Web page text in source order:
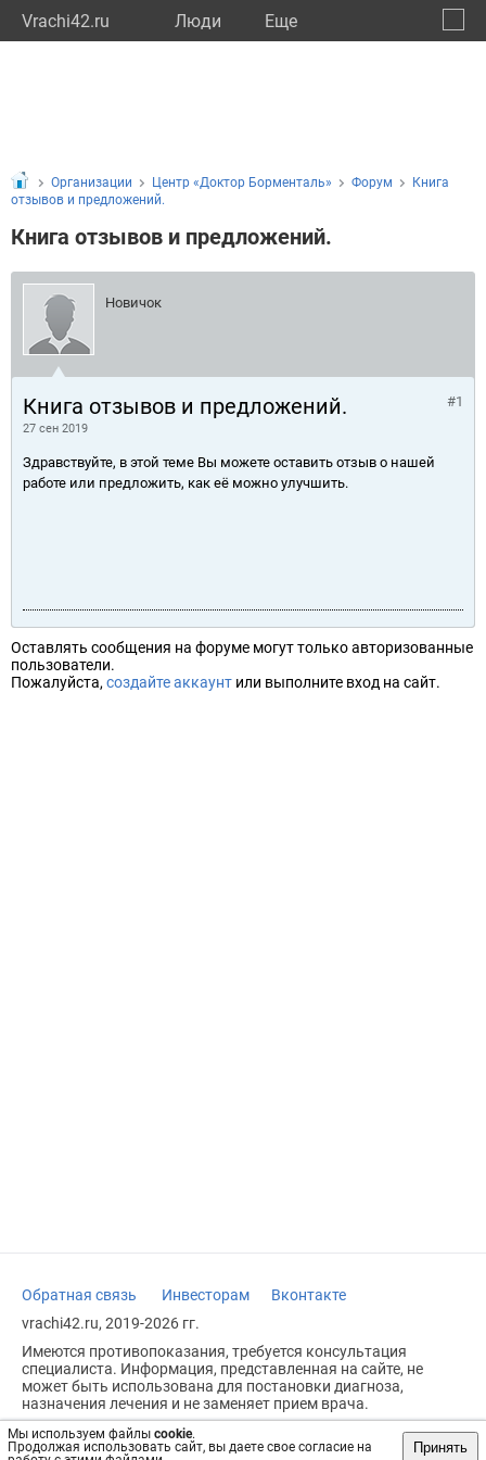
Vrachi42.ru Люди Eще
Мы используем файлы cookie.
Продолжая использовать сайт, вы даете свое согласие на
Принять
Организации Центр «Доктор Борменталь» Форум
Книга
отзывов и предложений.
Книга отзывов и предложений.
Новичок
Книга отзывов и предложений.
27 сен 2019
#1
Здравствуйте, в этой теме Вы можете оставить отзыв о нашей
работе или предложить, как её можно улучшить.
Оставлять сообщения на форуме могут только авторизованные
пользователи.
Пожалуйста, создайте аккаунт или выполните вход на сайт.
Обратная связь Инвесторам
Вконтакте
vrachi42.ru, 2019-2026 гг.
Имеются противопоказания, требуется консультация
специалиста. Информация, представленная на сайте, не
может быть использована для постановки диагноза,
назначения лечения и не заменяет прием врача.
Возрастное ограничение: 18+